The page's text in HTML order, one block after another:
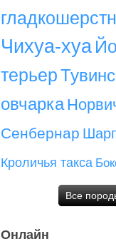
Чихуа-хуа
терьер
овчарка
Сенбернар
Кроличья такса
Все
Онлайн